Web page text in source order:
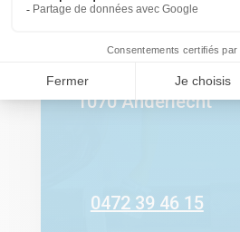
Coordonnées
1070 Anderlecht
0472 39 46 15